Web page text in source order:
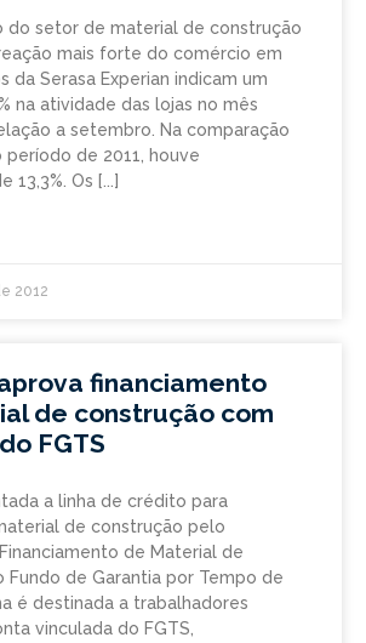
do setor de material de construção
mais forte do comércio em
da Serasa Experian indicam um
na atividade das lojas no mês
a setembro. Na comparação
de 2011, houve
13,3%. Os
2012
financiamento
de construção com
FGTS
a linha de crédito para
de construção pelo
de Material de
Fundo de Garantia por Tempo de
é destinada a trabalhadores
vinculada do FGTS,